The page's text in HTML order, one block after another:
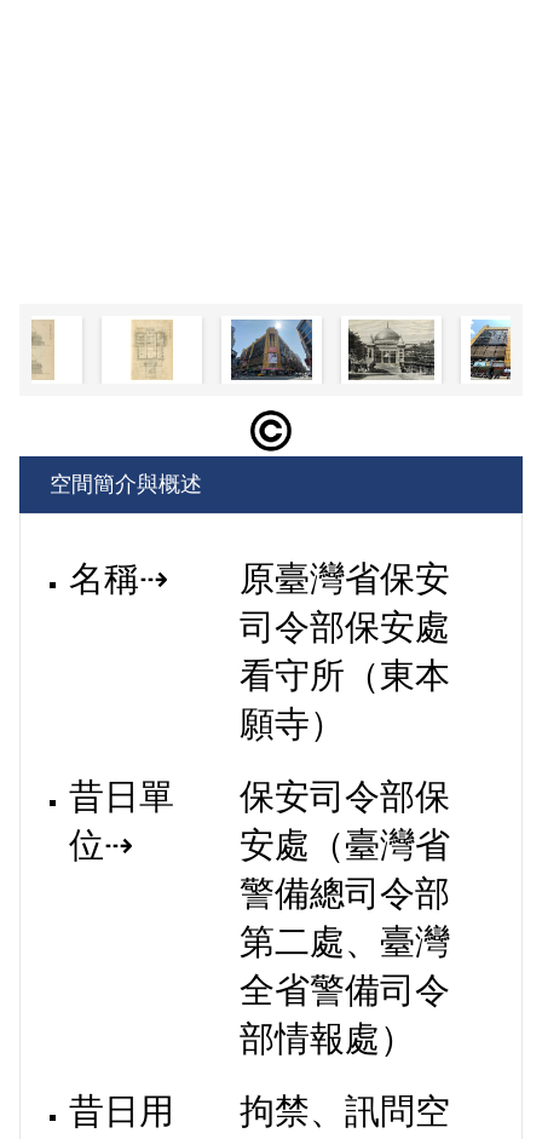
空間簡介與概述
名稱⇢
原臺灣省保安
司令部保安處
看守所（東本
願寺）
昔日單
位⇢
保安司令部保
安處（臺灣省
警備總司令部
第二處、臺灣
全省警備司令
部情報處）
昔日用
拘禁、訊問空